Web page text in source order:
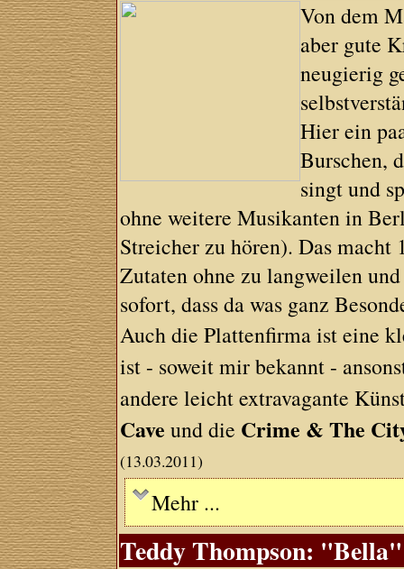
Von dem
aber gute
neugierig
Hier ein
Burschen,
singt und
ohne weitere Musikanten in
Streicher zu hören). Das
Zutaten ohne zu langweilen
sofort, dass da was ganz
Auch die Plattenfirma ist eine
ist - soweit mir bekannt -
andere leicht extravagante
Cave und die Crime & The
(13.03.2011)
Mehr ...
Teddy Thompson: